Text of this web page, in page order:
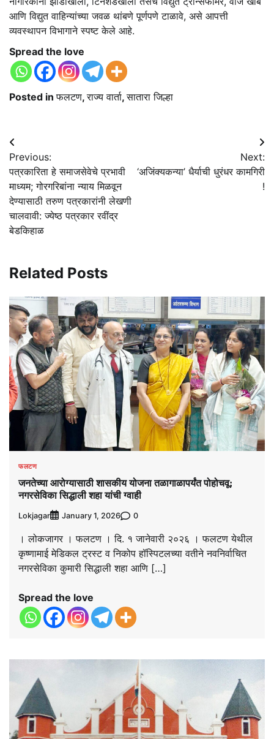
आणि विद्युत वाहिन्यांच्या जवळ थांबणे पूर्णपणे टाळावे, असे आपत्ती
व्यवस्थापन विभागाने स्पष्ट केले आहे.
Spread the love
Posted inफलटण,राज्य वार्ता,सातारा जिल्हा
Post
navigation
Previous:
पत्रकारिता हे समाजसेवेचे प्रभावी
माध्यम; गोरगरिबांना न्याय मिळवून
देण्यासाठी तरुण पत्रकारांनी लेखणी
चालवावी: ज्येष्ठ पत्रकार रवींद्र
बेडकिहाळ
Next:
‘अजिंक्यकन्या’ धैर्याची धुरंधर कामगिरी
!
Related Posts
फलटण
जनतेच्या आरोग्यासाठी शासकीय योजना तळागाळापर्यंत पोहोचवू;
नगरसेविका सिद्धाली शहा यांची ग्वाही
Lokjagar January 1, 2026 0
। लोकजागर । फलटण । दि. १ जानेवारी २०२६ । फलटण येथील
कृष्णामाई मेडिकल ट्रस्ट व निकोप हॉस्पिटलच्या वतीने नवनिर्वाचित
नगरसेविका कुमारी सिद्धाली शहा आणि […]
Spread the love